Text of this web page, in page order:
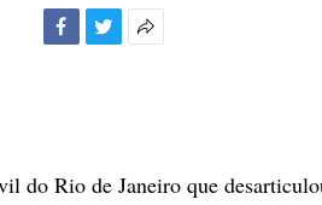
do Rio de Janeiro que